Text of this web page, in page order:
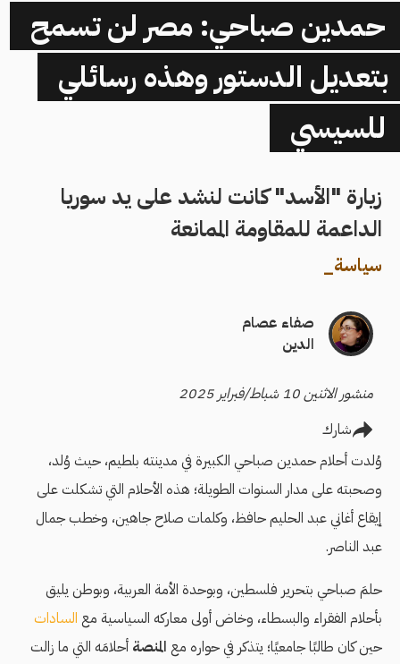
حمدين صباحي: مصر لن تسمح
بتعديل الدستور وهذه رسائلي
للسيسي
زيارة "الأسد" كانت لنشد على يد سوريا
الداعمة للمقاومة الممانعة
سياسة_
صفاء عصام
الدين
منشور الاثنين 10 شباط/فبراير 2025
شارك
وُلدت أحلام حمدين صباحي الكبيرة في مدينته بلطيم، حيث وُلد،
وصحبته على مدار السنوات الطويلة؛ هذه الأحلام التي تشكلت على
إيقاع أغاني عبد الحليم حافظ، وكلمات صلاح جاهين، وخطب جمال
عبد الناصر.
حلمَ صباحي بتحرير فلسطين، وبوحدة الأمة العربية، وبوطن يليق
بأحلام الفقراء والبسطاء، وخاض أولى معاركه السياسية مع السادات
حين كان طالبًا جامعيًا؛ يتذكر في حواره مع المنصة أحلامَه التي ما زالت